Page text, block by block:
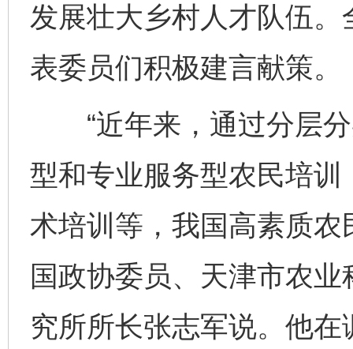
发展壮大乡村人才队伍
表委员们积极建言献策。
“近年来，通过分层分
型和专业服务型农民培
术培训等，我国高素质农
国政协委员、天津市农
究所所长张志军说。他